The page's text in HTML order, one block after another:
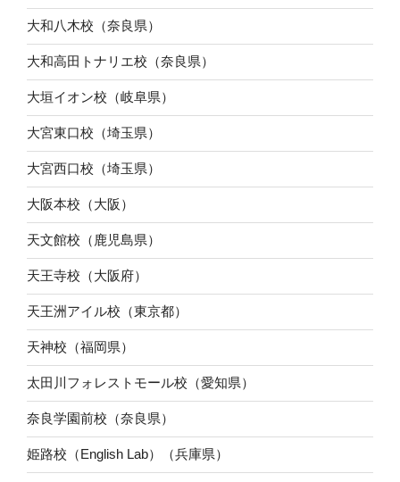
大和八木校（奈良県）
大和高田トナリエ校（奈良県）
大垣イオン校（岐阜県）
大宮東口校（埼玉県）
大宮西口校（埼玉県）
大阪本校（大阪）
天文館校（鹿児島県）
天王寺校（大阪府）
天王洲アイル校（東京都）
天神校（福岡県）
太田川フォレストモール校（愛知県）
奈良学園前校（奈良県）
姫路校（English Lab）（兵庫県）